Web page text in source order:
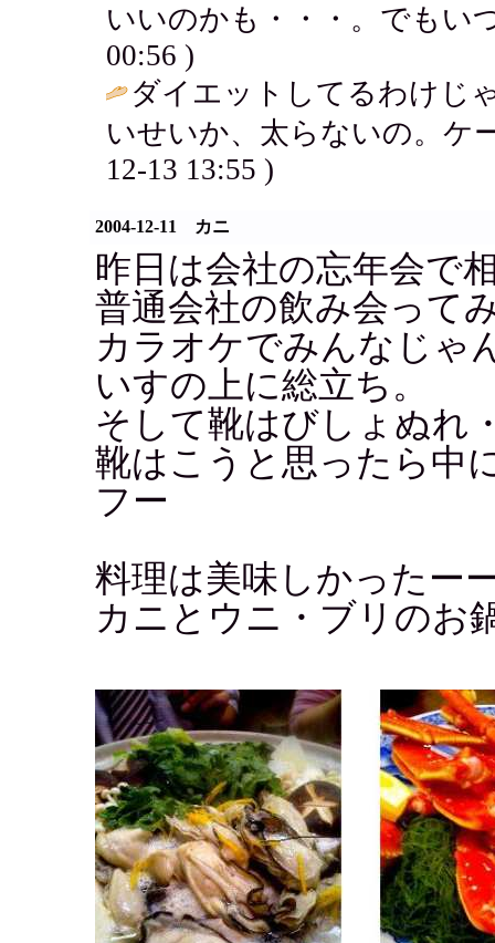
いいのかも・・・。でもい
00:56 )
ダイエットしてるわけじ
いせいか、太らないの。
12-13 13:55 )
2004-12-11 カニ
昨日は会社の忘年会で
普通会社の飲み会って
カラオケでみんなじゃ
いすの上に総立ち。
そして靴はびしょぬれ
靴はこうと思ったら中
フー
料理は美味しかったー
カニとウニ・ブリのお